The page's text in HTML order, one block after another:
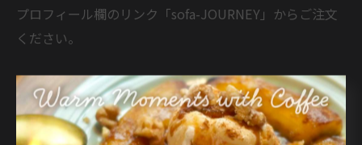
プロフィール欄のリンク「sofa-JOURNEY」からご注文
ください。
*
ミチクサで初代の頃から続いている看板の自家製チーズ